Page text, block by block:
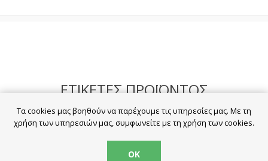
ΕΤΙΚΈΤΕΣ ΠΡΟΪΌΝΤΟΣ
Τα cookies μας βοηθούν να παρέχουμε τις υπηρεσίες μας. Με τη
χρήση των υπηρεσιών μας, συμφωνείτε με τη χρήση των cookies.
ΟΚ